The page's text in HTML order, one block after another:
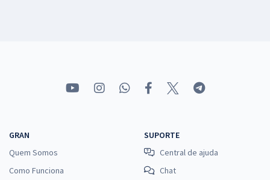
GRAN
Quem Somos
Como Funciona
SUPORTE
Central de ajuda
Chat